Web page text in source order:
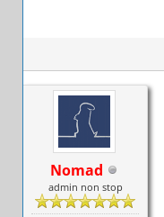
Nomad
admin non stop